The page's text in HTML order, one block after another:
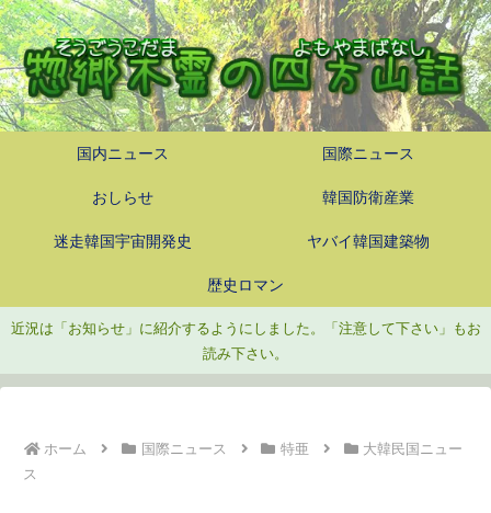
国内ニュース 国際ニュース
おしらせ 韓国防衛産業
迷走韓国宇宙開発史 ヤバイ韓国建築物
歴史ロマン
近況は「お知らせ」に紹介するようにしました。「注意して下さい」もお
読み下さい。
ホーム 国際ニュース 特亜
大韓民国ニュー
ス